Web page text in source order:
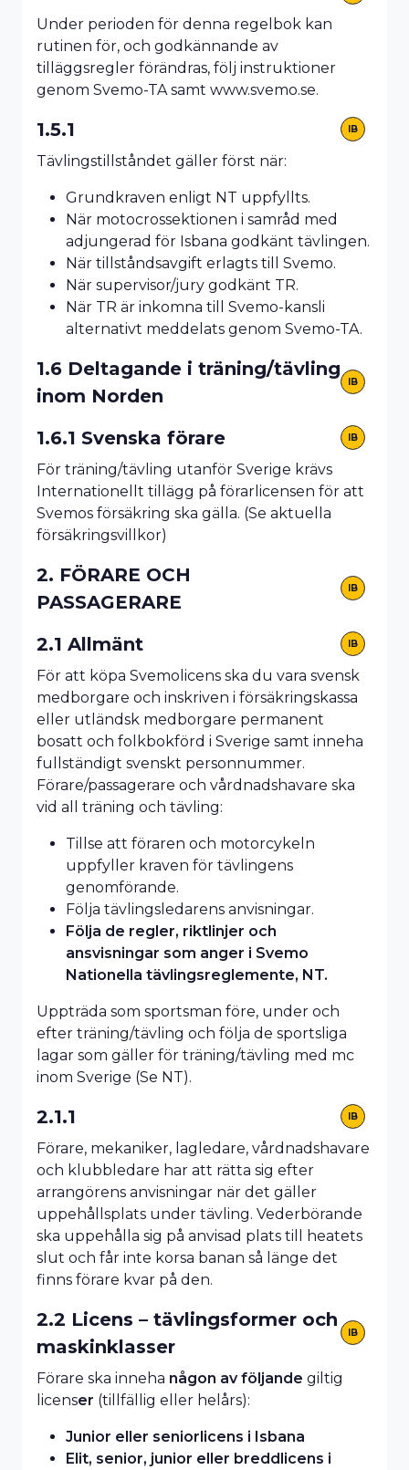
Under perioden för denna regelbok kan
rutinen för, och godkännande av
tilläggsregler förändras, följ instruktioner
genom Svemo-TA samt www.svemo.se.
1.5.1 IB
Tävlingstillståndet gäller först när:
Grundkraven enligt NT uppfyllts.
När motocrossektionen i samråd med
adjungerad för Isbana godkänt tävlingen.
När tillståndsavgift erlagts till Svemo.
När supervisor/jury godkänt TR.
När TR är inkomna till Svemo-kansli
alternativt meddelats genom Svemo-TA.
1.6 Deltagande i träning/tävling
inom Norden
IB
1.6.1 Svenska förare IB
För träning/tävling utanför Sverige krävs
Internationellt tillägg på förarlicensen för att
Svemos försäkring ska gälla. (Se aktuella
försäkringsvillkor)
2. FÖRARE OCH
PASSAGERARE
IB
2.1 Allmänt IB
För att köpa Svemolicens ska du vara svensk
medborgare och inskriven i försäkringskassa
eller utländsk medborgare permanent
bosatt och folkbokförd i Sverige samt inneha
fullständigt svenskt personnummer.
Förare/passagerare och vårdnadshavare ska
vid all träning och tävling:
Tillse att föraren och motorcykeln
uppfyller kraven för tävlingens
genomförande.
Följa tävlingsledarens anvisningar.
Följa de regler, riktlinjer och
ansvisningar som anger i Svemo
Nationella tävlingsreglemente, NT.
Uppträda som sportsman före, under och
efter träning/tävling och följa de sportsliga
lagar som gäller för träning/tävling med mc
inom Sverige (Se NT).
2.1.1 IB
Förare, mekaniker, lagledare, vårdnadshavare
och klubbledare har att rätta sig efter
arrangörens anvisningar när det gäller
uppehållsplats under tävling. Vederbörande
ska uppehålla sig på anvisad plats till heatets
slut och får inte korsa banan så länge det
finns förare kvar på den.
2.2 Licens – tävlingsformer och
maskinklasser
IB
Förare ska inneha någon av följande giltig
licenser (tillfällig eller helårs):
Junior eller seniorlicens i Isbana
Elit, senior, junior eller breddlicens i